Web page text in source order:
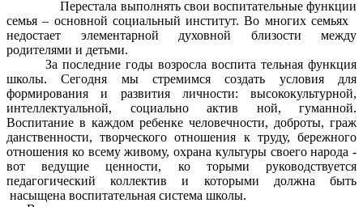
Перестала выполнять свои воспитательные функции
семья – основной социальный институт. Во многих семьях
недостает элементарной духовной близости между
родителями и детьми.
За последние годы возросла воспита тельная функция
школы. Сегодня мы стремимся создать условия для
формирования и развития личности: высококультурной,
интеллектуальной, социально актив ной, гуманной.
Воспитание в каждом ребенке человечности, доброты, граж
данственности, творческого отношения к труду, бережного
отношения ко всему живому, охрана культуры своего народа -
вот ведущие ценности, ко торыми руководствуется
педагогический коллектив и которыми должна быть
насыщена воспитательная система школы.